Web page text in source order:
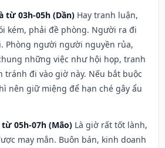
từ 03h-05h (Dần) Hay tranh luận,
kém, phải đề phòng. Người ra đi
Phòng người người nguyền rủa,
những việc như hội họp, tranh
tránh đi vào giờ này. Nếu bắt buộc
nên giữ miệng để hạn ché gây ẩu
từ 05h-07h (Mão) Là giờ rất tốt lành,
may mắn. Buôn bán, kinh doanh